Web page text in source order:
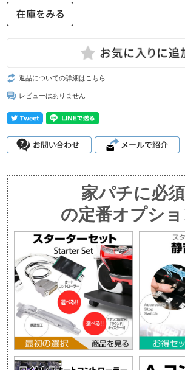
返品についての詳細はこちら
レビューはありません
家パチに必
の定番オプシ